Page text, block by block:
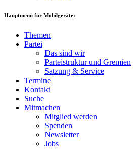
Hauptmenü für Mobilgeräte:
Themen
Partei
Das sind wir
Parteistruktur und Gremien
Satzung & Service
Termine
Kontakt
Suche
Mitmachen
Mitglied werden
Spenden
Newsletter
Jobs